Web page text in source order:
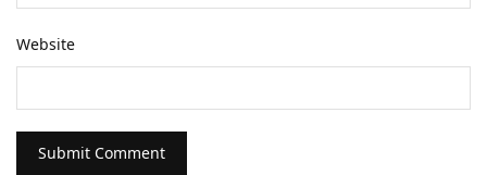
Website